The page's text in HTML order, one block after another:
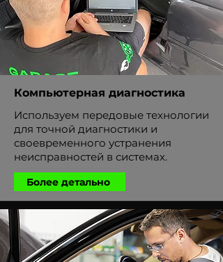
Компьютерная диагностика
Используем передовые технологии
для точной диагностики и
своевременного устранения
неисправностей в системах.
Более детально